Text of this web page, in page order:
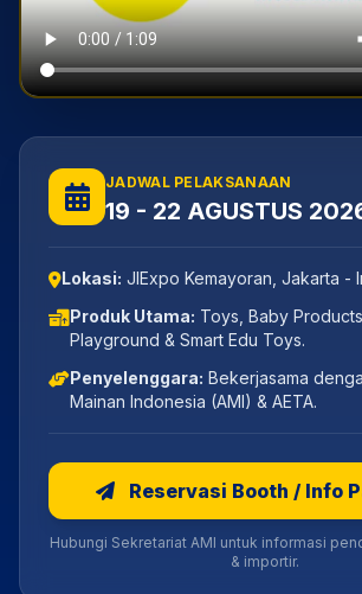
JADWAL PELAKSANAAN
19 - 22 AGUSTUS
Lokasi: JIExpo Kemayoran, Jakarta -
Produk Utama: Toys, Baby
Playground & Smart Edu Toys.
Penyelenggara: Bekerjasama
Mainan Indonesia (AMI) & AETA.
Reservasi Booth / Info
Hubungi Sekretariat AMI untuk informasi
& importir.